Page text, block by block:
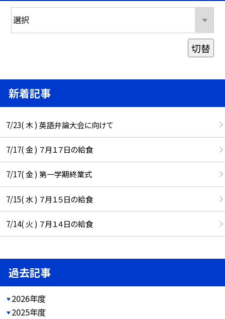
切替
新着記事
7/23( 木 ) 英語弁論大会に向けて
7/17( 金 ) ７月１７日の給食
7/17( 金 ) 第一学期終業式
7/15( 水 ) ７月１５日の給食
7/14( 火 ) ７月１４日の給食
過去記事
2026年度
2025年度